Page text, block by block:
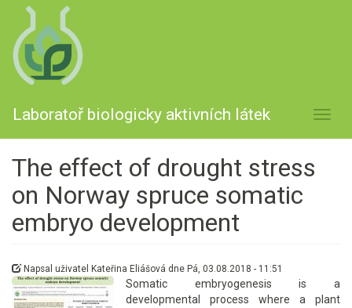
hlavnímu
obsahu
Laboratoř biologicky aktivních látek
The effect of drought stress
on Norway spruce somatic
embryo development
Napsal uživatel Kateřina Eliášová dne Pá, 03.08.2018 - 11:51
Somatic embryogenesis is a
developmental process where a plant